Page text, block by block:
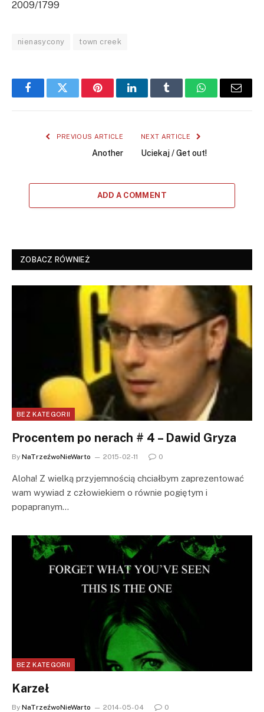
2009/1799
nienasycony town creek
FacebookTwitter PinterestLinkedInTumblr WhatsAppEmail
PREVIOUS ARTICLE
Another
NEXT ARTICLE
Uciekaj / Get out!
ADD A COMMENT
ZOBACZ RÓWNIEŻ
BEZ KATEGORII
Procentem po nerach # 4 – Dawid Gryza
By NaTrzeźwoNieWarto 2015-02-11 0
Aloha! Z wielką przyjemnością chciałbym zaprezentować
wam wywiad z człowiekiem o równie pogiętym i
popapranym…
BEZ KATEGORII
Karzeł
By NaTrzeźwoNieWarto 2014-05-04 0